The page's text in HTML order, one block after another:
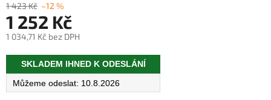
1 423 Kč –12 %
1 252 Kč
1 034,71 Kč bez DPH
Měrná
cena:SKLADEM IHNED K ODESLÁNÍ
10.8.2026